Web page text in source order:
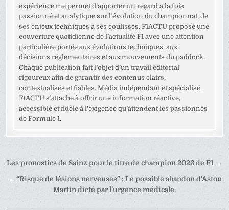
expérience me permet d’apporter un regard à la fois
passionné et analytique sur l’évolution du championnat, de
ses enjeux techniques à ses coulisses. F1ACTU propose une
couverture quotidienne de l’actualité F1 avec une attention
particulière portée aux évolutions techniques, aux
décisions réglementaires et aux mouvements du paddock.
Chaque publication fait l’objet d’un travail éditorial
rigoureux afin de garantir des contenus clairs,
contextualisés et fiables. Média indépendant et spécialisé,
F1ACTU s’attache à offrir une information réactive,
accessible et fidèle à l’exigence qu’attendent les passionnés
de Formule 1.
Navigation
de
l’article
Les pronostics de Sainz pour le titre de champion 2026 de F1 →
← “Risque de lésions nerveuses” : Le possible abandon d’Aston
Martin dicté par l’urgence médicale.